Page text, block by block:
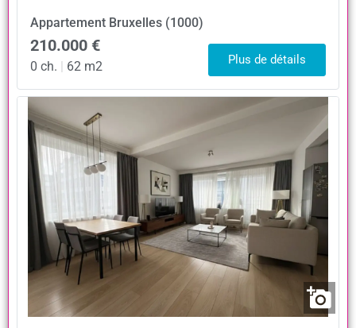
Appartement Bruxelles (1000)
210.000 €
0 ch. 62 m2 Plus de détails